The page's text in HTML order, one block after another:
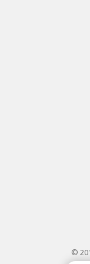
©